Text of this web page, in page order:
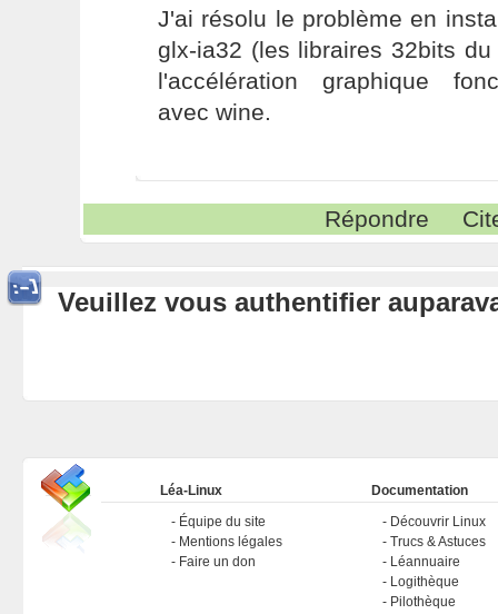
J'ai résolu le problème en
glx-ia32 (les libraires 32bits
l'accélération graphique
avec wine.
Répondre
Veuillez vous authentifier
Léa-Linux
Équipe du site
Mentions légales
Faire un don
Documentation
Découvrir Linux
Trucs & Astuces
Léannuaire
Logithèque
Pilothèque